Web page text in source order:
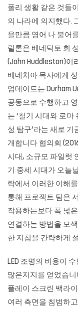
폴리 생활 같은 것들
의 나라에 의지했다.
을만큼 영어 나 불어
릴론은 베네딕토 회
(John Huddleston)이
베네치아 목사에게
업데이트는 Durham
공동으로 수행하고
는 ‘철기 시대와 로마
성 탐구’라는 새로
개합니다 협의회
시대, 소규모 파일럿
기 중세 시대가 오늘
락에서 이러한 이해
통해 프로젝트 팀은
작용하는보다 폭 넓
연결하는 방법을 모
한 지침을 간략하게
LED 조명의 비용이
많은지지를 얻었습
플레이 스크린 백라
여러 측면을 침범하